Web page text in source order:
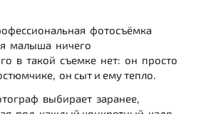
фотосъёмка
малыша ничего
в такой съемке нет: он просто
он сыт и ему тепло.
выбирает заранее,